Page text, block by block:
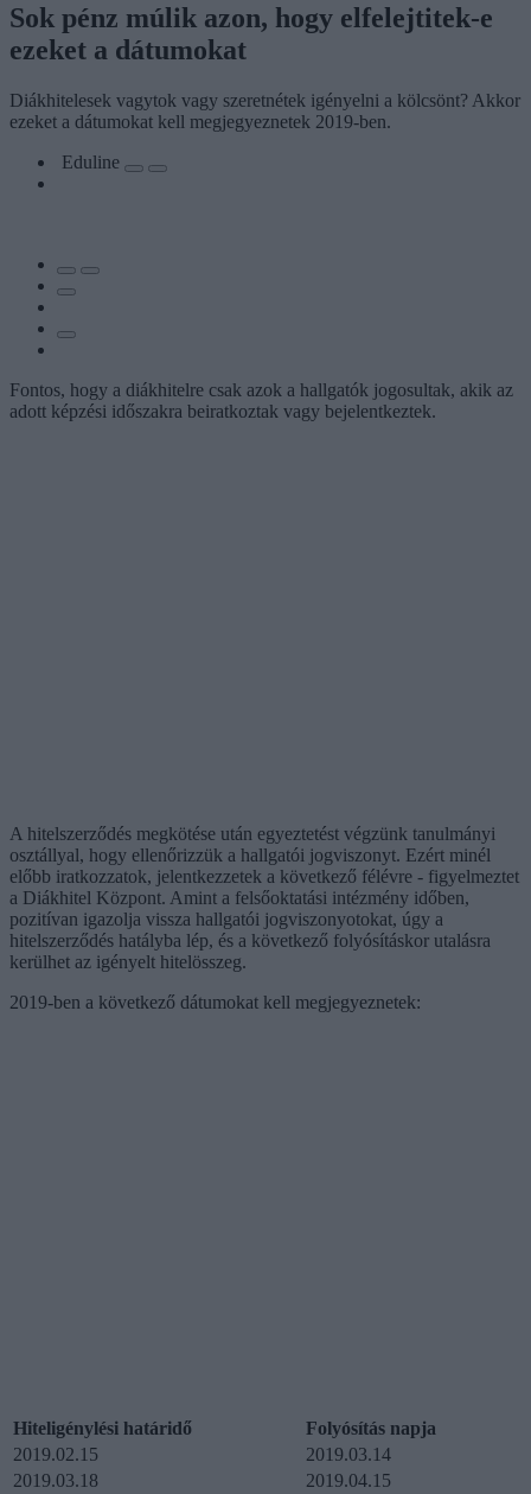
Sok pénz múlik azon, hogy elfelejtitek-e
ezeket a dátumokat
Diákhitelesek vagytok vagy szeretnétek igényelni a kölcsönt? Akkor
ezeket a dátumokat kell megjegyeznetek 2019-ben.
Eduline
Fontos, hogy a diákhitelre csak azok a hallgatók jogosultak, akik az
adott képzési időszakra beiratkoztak vagy bejelentkeztek.
A hitelszerződés megkötése után egyeztetést végzünk tanulmányi
osztállyal, hogy ellenőrizzük a hallgatói jogviszonyt. Ezért minél
előbb iratkozzatok, jelentkezzetek a következő félévre - figyelmeztet
a Diákhitel Központ. Amint a felsőoktatási intézmény időben,
pozitívan igazolja vissza hallgatói jogviszonyotokat, úgy a
hitelszerződés hatályba lép, és a következő folyósításkor utalásra
kerülhet az igényelt hitelösszeg.
2019-ben a következő dátumokat kell megjegyeznetek:
Hiteligénylési határidő
Folyósítás napja
2019.02.15
2019.03.14
2019.03.18
2019.04.15